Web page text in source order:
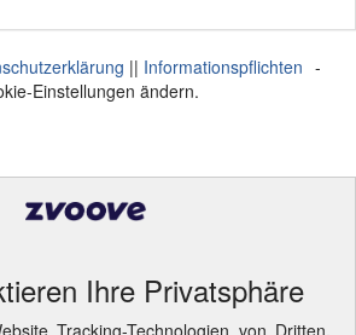
|| Informationspflichten -
Einstellungen ändern.
Ihre Privatsphäre
Tracking-Technologien von Dritten,